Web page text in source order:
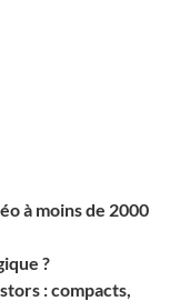
à moins de 2000
?
: compacts,